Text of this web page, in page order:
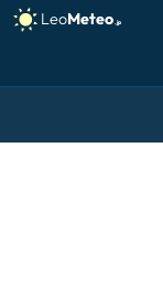
ECMWF